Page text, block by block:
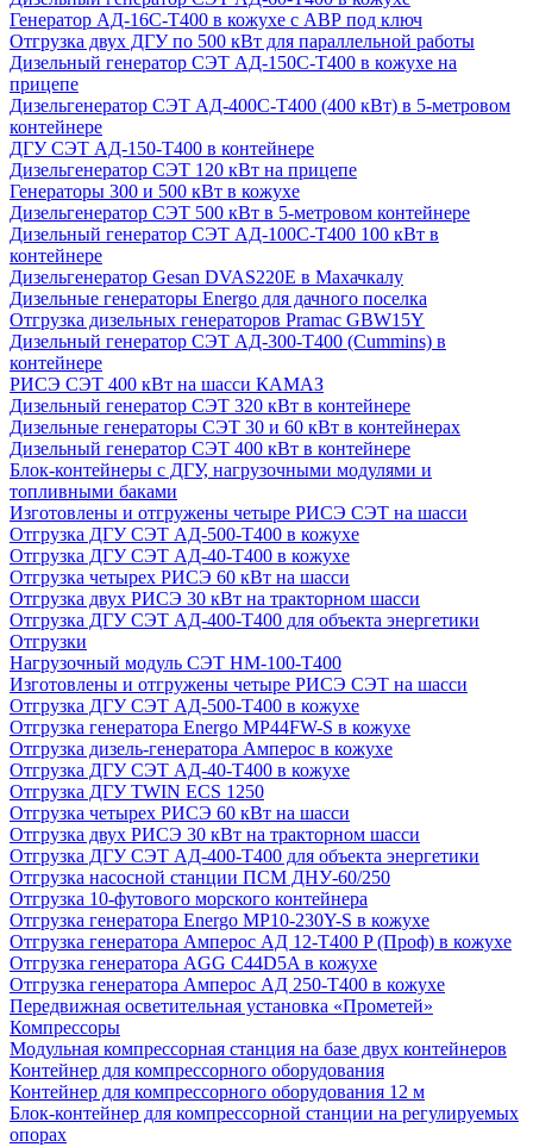
Генератор АД-16С-Т400 в кожухе с АВР под ключ
Отгрузка двух ДГУ по 500 кВт для параллельной работы
Дизельный генератор СЭТ АД-150С-Т400 в кожухе на
прицепе
Дизельгенератор СЭТ АД-400С-Т400 (400 кВт) в 5-метровом
контейнере
ДГУ СЭТ АД-150-Т400 в контейнере
Дизельгенератор СЭТ 120 кВт на прицепе
Генераторы 300 и 500 кВт в кожухе
Дизельгенератор СЭТ 500 кВт в 5-метровом контейнере
Дизельный генератор СЭТ АД-100С-Т400 100 кВт в
контейнере
Дизельгенератор Gesan DVAS220E в Махачкалу
Дизельные генераторы Energo для дачного поселка
Отгрузка дизельных генераторов Pramac GВW15Y
Дизельный генератор СЭТ АД-300-Т400 (Cummins) в
контейнере
РИСЭ СЭТ 400 кВт на шасси КАМАЗ
Дизельный генератор СЭТ 320 кВт в контейнере
Дизельные генераторы СЭТ 30 и 60 кВт в контейнерах
Дизельный генератор СЭТ 400 кВт в контейнере
Блок-контейнеры с ДГУ, нагрузочными модулями и
топливными баками
Изготовлены и отгружены четыре РИСЭ СЭТ на шасси
Отгрузка ДГУ СЭТ АД-500-Т400 в кожухе
Отгрузка ДГУ СЭТ АД-40-Т400 в кожухе
Отгрузка четырех РИСЭ 60 кВт на шасси
Отгрузка двух РИСЭ 30 кВт на тракторном шасси
Отгрузка ДГУ СЭТ АД-400-Т400 для объекта энергетики
Отгрузки
Нагрузочный модуль СЭТ НМ-100-Т400
Изготовлены и отгружены четыре РИСЭ СЭТ на шасси
Отгрузка ДГУ СЭТ АД-500-Т400 в кожухе
Отгрузка генератора Energo MP44FW-S в кожухе
Отгрузка дизель-генератора Амперос в кожухе
Отгрузка ДГУ СЭТ АД-40-Т400 в кожухе
Отгрузка ДГУ TWIN ECS 1250
Отгрузка четырех РИСЭ 60 кВт на шасси
Отгрузка двух РИСЭ 30 кВт на тракторном шасси
Отгрузка ДГУ СЭТ АД-400-Т400 для объекта энергетики
Отгрузка насосной станции ПСМ ДНУ-60/250
Отгрузка 10-футового морского контейнера
Отгрузка генератора Energo MP10-230Y-S в кожухе
Отгрузка генератора Амперос АД 12-Т400 P (Проф) в кожухе
Отгрузка генератора AGG C44D5A в кожухе
Отгрузка генератора Амперос АД 250-Т400 в кожухе
Передвижная осветительная установка «Прометей»
Компрессоры
Модульная компрессорная станция на базе двух контейнеров
Контейнер для компрессорного оборудования
Контейнер для компрессорного оборудования 12 м
Блок-контейнер для компрессорной станции на регулируемых
опорах